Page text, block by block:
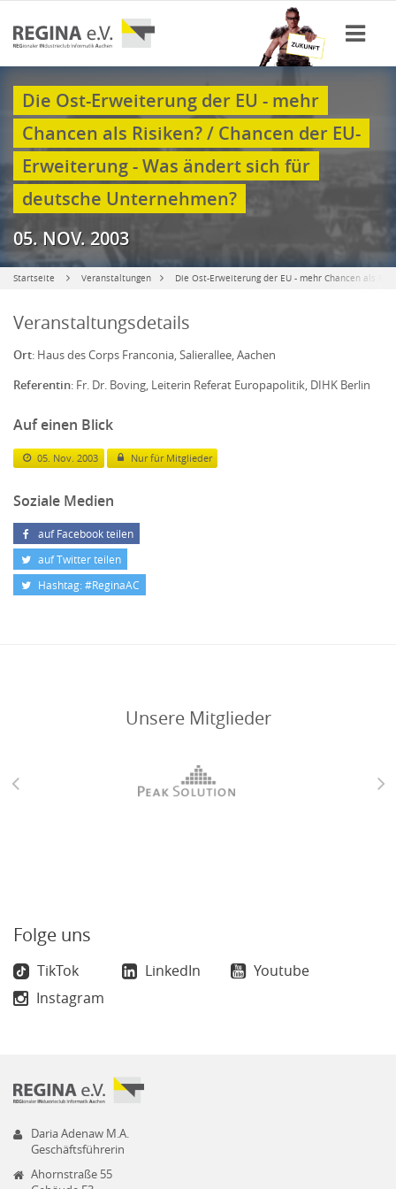
Die Ost-Erweiterung der EU - mehr
Chancen als Risiken? / Chancen der EU-
Erweiterung - Was ändert sich für
deutsche Unternehmen?
05. NOV. 2003
Startseite Veranstaltungen Die Ost-Erweiterung der EU - mehr Chancen als
Veranstaltungsdetails
Ort: Haus des Corps Franconia, Salierallee, Aachen
Referentin: Fr. Dr. Boving, Leiterin Referat Europapolitik, DIHK Berlin
Auf einen Blick
05. Nov. 2003 Nur für Mitglieder
Soziale Medien
auf Facebook teilen
auf Twitter teilen
Hashtag: #ReginaAC
Unsere Mitglieder
Folge uns
TikTok LinkedIn
Youtube
Instagram
Daria Adenaw M.A.
Geschäftsführerin
Ahornstraße 55